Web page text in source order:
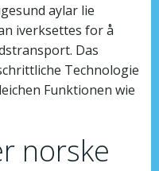
aylar lie
iverksettes for å
Das
Technologie
Funktionen wie
norske